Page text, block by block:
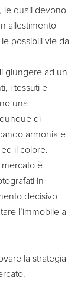
le quali devono
allestimento
possibili vie da
giungere ad un
i tessuti e
una
di
armonia e
il colore.
mercato è
in
decisivo
l’immobile a
la strategia